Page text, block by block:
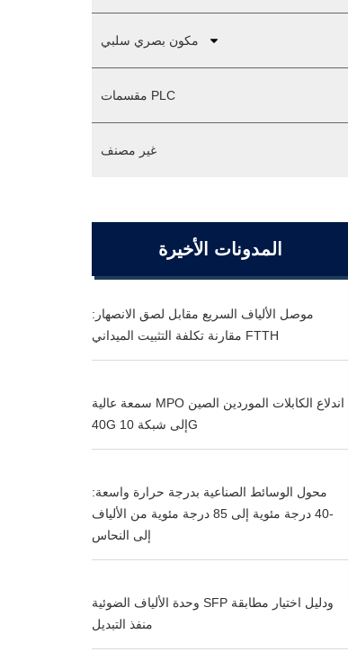
مكون بصري سلبي
مقسمات PLC
غير مصنف
المدونات الأخيرة
موصل الألياف السريع مقابل لصق الانصهار:
مقارنة تكلفة التثبيت الميداني FTTH
سمعة عالية MPO اندلاع الكابلات الموردين الصين
40G إلى شبكة 10G
محول الوسائط الصناعية بدرجة حرارة واسعة:
-40 درجة مئوية إلى 85 درجة مئوية من الألياف
إلى النحاس
وحدة الألياف الضوئية SFP ودليل اختيار مطابقة
منفذ التبديل